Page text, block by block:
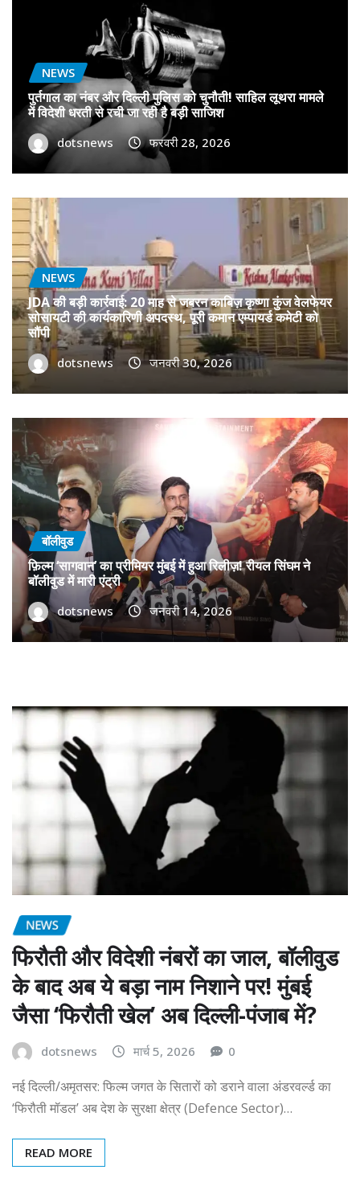
NEWS
पुर्तगाल का नंबर और दिल्ली पुलिस को चुनौती! साहिल लूथरा मामले
में विदेशी धरती से रची जा रही है बड़ी साजिश
dotsnews फरवरी 28, 2026
NEWS
JDA की बड़ी कार्रवाई: 20 माह से जबरन काबिज़ कृष्णा कुंज वेलफेयर
सोसायटी की कार्यकारिणी अपदस्थ, पूरी कमान एम्पायर्ड कमेटी को
सौंपी
dotsnews जनवरी 30, 2026
बॉलीवुड
फ़िल्म ‘सागवान’ का प्रीमियर मुंबई में हुआ रिलीज़! रीयल सिंघम ने
बॉलीवुड में मारी एंट्री
dotsnews जनवरी 14, 2026
NEWS
फिरौती और विदेशी नंबरों का जाल, बॉलीवुड
के बाद अब ये बड़ा नाम निशाने पर! मुंबई
जैसा ‘फिरौती खेल’ अब दिल्ली-पंजाब में?
dotsnews मार्च 5, 2026 0
नई दिल्ली/अमृतसर: फिल्म जगत के सितारों को डराने वाला अंडरवर्ल्ड का
‘फिरौती मॉडल’ अब देश के सुरक्षा क्षेत्र (Defence Sector)…
READ MORE